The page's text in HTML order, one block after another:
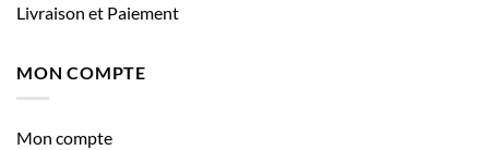
Livraison et Paiement
MON COMPTE
Mon compte